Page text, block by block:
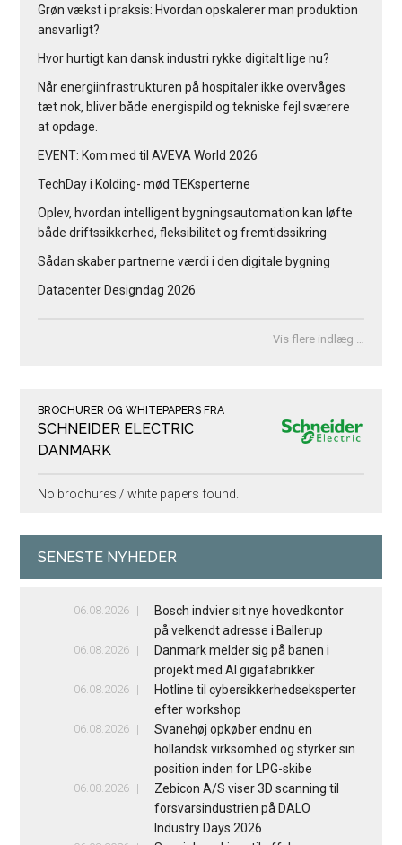
Grøn vækst i praksis: Hvordan opskalerer man produktion
ansvarligt?
Hvor hurtigt kan dansk industri rykke digitalt lige nu?
Når energiinfrastrukturen på hospitaler ikke overvåges
tæt nok, bliver både energispild og tekniske fejl sværere
at opdage.
EVENT: Kom med til AVEVA World 2026
TechDay i Kolding- mød TEKsperterne
Oplev, hvordan intelligent bygningsautomation kan løfte
både driftssikkerhed, fleksibilitet og fremtidssikring
Sådan skaber partnerne værdi i den digitale bygning
Datacenter Designdag 2026
Vis flere indlæg …
BROCHURER OG WHITEPAPERS FRA
SCHNEIDER ELECTRIC
DANMARK
No brochures / white papers found.
SENESTE NYHEDER
06.08.2026
Bosch indvier sit nye hovedkontor
på velkendt adresse i Ballerup
06.08.2026
Danmark melder sig på banen i
projekt med AI gigafabrikker
06.08.2026
Hotline til cybersikkerhedseksperter
efter workshop
06.08.2026
Svanehøj opkøber endnu en
hollandsk virksomhed og styrker sin
position inden for LPG-skibe
06.08.2026
Zebicon A/S viser 3D scanning til
forsvarsindustrien på DALO
Industry Days 2026